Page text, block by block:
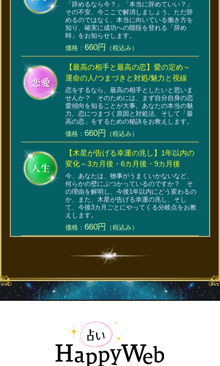
「辞めるなら今？」「本当に辞めていい？」
その不安、今ここで解消しましょう。ただ辞
めるのではなく、本当に向いている働き方を
知り、確実に成功への階段を登れる「辞め
時」をお知らせします。
価格：660円 （税込み）
【最高の相手と最高の恋】愛の定め～
運命の人/つまづきと対処/魅力と視線
恋をするなら、最高の相手としたいと思いま
せんか？ そのためには、まず自分自身の恋
愛傾向を知ることが大事。あなたの本当の魅
力、恋につまづく原因と対処法、そして「最
高の恋」をするための秘訣をお教えします。
価格：660円 （税込み）
【木星が告げる幸運の兆し】1年以内の
変化～3カ月後・6カ月後・9カ月後
今、あなたは、物事がうまくいかないなど、
何らかの壁にぶつかっているのですか？ そ
の理由を解明し、今後1年以内にどう変わるの
か、また、木星が告げる幸運の兆し、そし
て、今後3カ月ごとにやってくる分岐点をお教
えします。
価格：660円 （税込み）